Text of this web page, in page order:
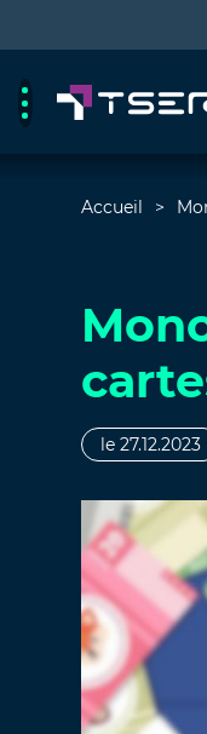
Accueil
le 27.12.2023